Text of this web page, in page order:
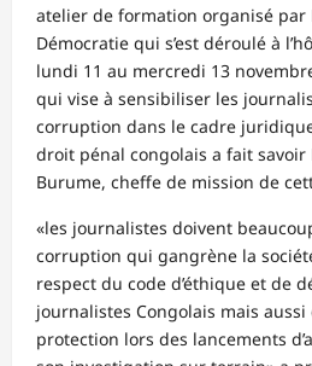
atelier de formation organisé par
Démocratie qui s’est déroulé à
lundi 11 au mercredi 13
qui vise à sensibiliser les
corruption dans le cadre
droit pénal congolais a fait savoir
Burume, cheffe de mission de
«les journalistes doivent
corruption qui gangrène la
respect du code d’éthique et de
journalistes Congolais mais
protection lors des lancements